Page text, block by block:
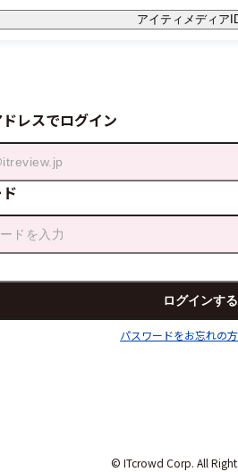
アイティメディア
レスでログイン
パスワードをお忘れの
© ITcrowd Corp. All